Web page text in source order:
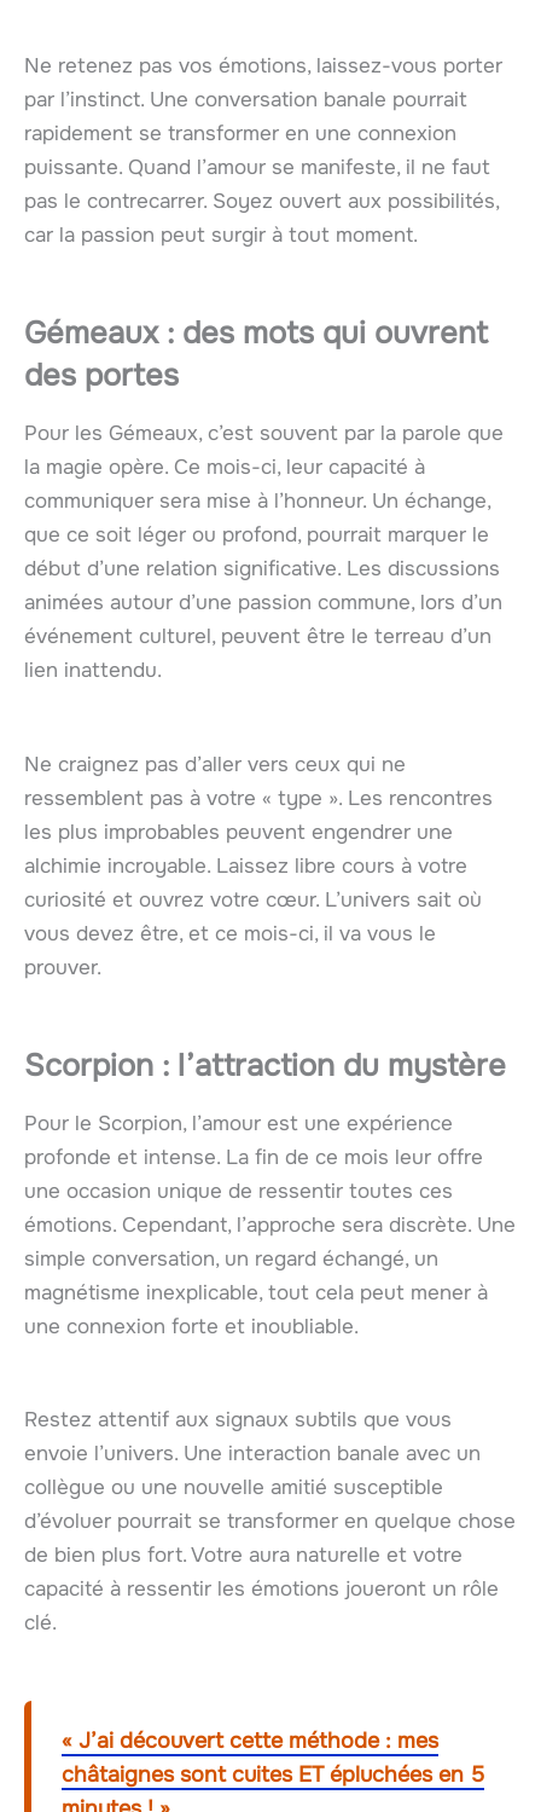
Ne retenez pas vos émotions, laissez-vous porter
par l’instinct. Une conversation banale pourrait
rapidement se transformer en une connexion
puissante. Quand l’amour se manifeste, il ne faut
pas le contrecarrer. Soyez ouvert aux possibilités,
car la passion peut surgir à tout moment.
Gémeaux : des mots qui ouvrent
des portes
Pour les Gémeaux, c’est souvent par la parole que
la magie opère. Ce mois-ci, leur capacité à
communiquer sera mise à l’honneur. Un échange,
que ce soit léger ou profond, pourrait marquer le
début d’une relation significative. Les discussions
animées autour d’une passion commune, lors d’un
événement culturel, peuvent être le terreau d’un
lien inattendu.
Ne craignez pas d’aller vers ceux qui ne
ressemblent pas à votre « type ». Les rencontres
les plus improbables peuvent engendrer une
alchimie incroyable. Laissez libre cours à votre
curiosité et ouvrez votre cœur. L’univers sait où
vous devez être, et ce mois-ci, il va vous le
prouver.
Scorpion : l’attraction du mystère
Pour le Scorpion, l’amour est une expérience
profonde et intense. La fin de ce mois leur offre
une occasion unique de ressentir toutes ces
émotions. Cependant, l’approche sera discrète. Une
simple conversation, un regard échangé, un
magnétisme inexplicable, tout cela peut mener à
une connexion forte et inoubliable.
Restez attentif aux signaux subtils que vous
envoie l’univers. Une interaction banale avec un
collègue ou une nouvelle amitié susceptible
d’évoluer pourrait se transformer en quelque chose
de bien plus fort. Votre aura naturelle et votre
capacité à ressentir les émotions joueront un rôle
clé.
« J’ai découvert cette méthode : mes
châtaignes sont cuites ET épluchées en 5